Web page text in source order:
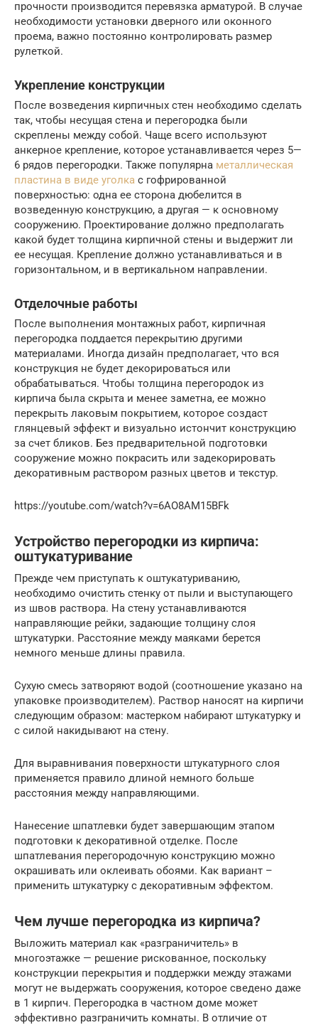
прочности производится перевязка арматурой. В случае
необходимости установки дверного или оконного
проема, важно постоянно контролировать размер
рулеткой.
Укрепление конструкции
После возведения кирпичных стен необходимо сделать
так, чтобы несущая стена и перегородка были
скреплены между собой. Чаще всего используют
анкерное крепление, которое устанавливается через 5—
6 рядов перегородки. Также популярна металлическая
пластина в виде уголка с гофрированной
поверхностью: одна ее сторона дюбелится в
возведенную конструкцию, а другая — к основному
сооружению. Проектирование должно предполагать
какой будет толщина кирпичной стены и выдержит ли
ее несущая. Крепление должно устанавливаться и в
горизонтальном, и в вертикальном направлении.
Отделочные работы
После выполнения монтажных работ, кирпичная
перегородка поддается перекрытию другими
материалами. Иногда дизайн предполагает, что вся
конструкция не будет декорироваться или
обрабатываться. Чтобы толщина перегородок из
кирпича была скрыта и менее заметна, ее можно
перекрыть лаковым покрытием, которое создаст
глянцевый эффект и визуально истончит конструкцию
за счет бликов. Без предварительной подготовки
сооружение можно покрасить или задекорировать
декоративным раствором разных цветов и текстур.
https://youtube.com/watch?v=6AO8AM15BFk
Устройство перегородки из кирпича:
оштукатуривание
Прежде чем приступать к оштукатуриванию,
необходимо очистить стенку от пыли и выступающего
из швов раствора. На стену устанавливаются
направляющие рейки, задающие толщину слоя
штукатурки. Расстояние между маяками берется
немного меньше длины правила.
Сухую смесь затворяют водой (соотношение указано на
упаковке производителем). Раствор наносят на кирпичи
следующим образом: мастерком набирают штукатурку и
с силой накидывают на стену.
Для выравнивания поверхности штукатурного слоя
применяется правило длиной немного больше
расстояния между направляющими.
Нанесение шпатлевки будет завершающим этапом
подготовки к декоративной отделке. После
шпатлевания перегородочную конструкцию можно
окрашивать или оклеивать обоями. Как вариант –
применить штукатурку с декоративным эффектом.
Чем лучше перегородка из кирпича?
Выложить материал как «разграничитель» в
многоэтажке — решение рискованное, поскольку
конструкции перекрытия и поддержки между этажами
могут не выдержать сооружения, которое сведено даже
в 1 кирпич. Перегородка в частном доме может
эффективно разграничить комнаты. В отличие от